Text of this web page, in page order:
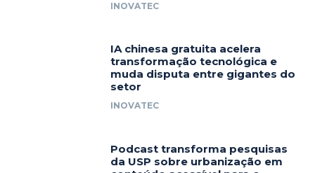
INOVATEC
IA chinesa gratuita acelera
transformação tecnológica e
muda disputa entre gigantes do
setor
INOVATEC
Podcast transforma pesquisas
da USP sobre urbanização em